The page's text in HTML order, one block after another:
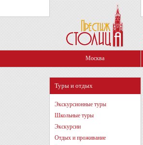
Москва
Туры и отдых
Экскурсионные туры
Школьные туры
Экскурсии
Отдых и проживание